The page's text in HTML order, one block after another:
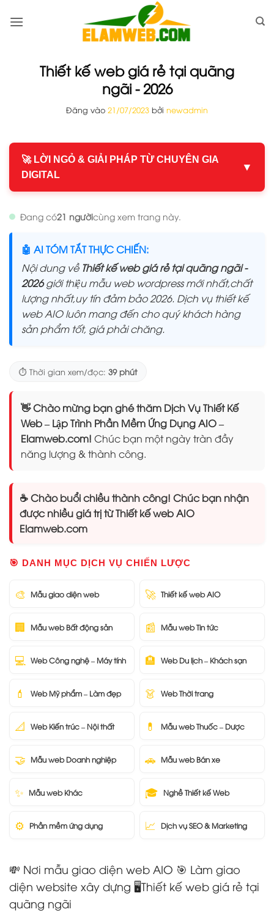
qua
Thiết kế web giá rẻ tại quãng
ngãi - 2026
Đăng vào 21/07/2023 bởi newadmin
🚀 LỜI NGỎ & GIẢI PHÁP TỪ CHUYÊN GIA
DIGITAL
▼
Đang có21 ngườicùng xem trang này.
🤖 AI TÓM TẮT THỰC CHIẾN:
Nội dung về Thiết kế web giá rẻ tại quãng ngãi -
2026giới thiệu mẫu web wordpress mới nhất,chất
lượng nhất,uy tín đảm bảo 2026. Dịch vụ thiết kế
web AIO luôn mang đến cho quý khách hàng
sản phẩm tốt, giá phải chăng.
⏱️ Thời gian xem/đọc: 39 phút
👋 Chào mừng bạn ghé thăm Dịch Vụ Thiết Kế
Web – Lập Trình Phần Mềm Ứng Dụng AIO –
Elamweb.com! Chúc bạn một ngày tràn đầy
năng lượng & thành công.
☕ Chào buổi chiều thành công! Chúc bạn nhận
được nhiều giá trị từ Thiết kế web AIO
Elamweb.com
🎯 DANH MỤC DỊCH VỤ CHIẾN LƯỢC
🎨 Mẫu giao diện web 🚀 Thiết kế web AIO
🏢 Mẫu web Bất động sản 📰 Mẫu web Tin tức
💻 Web Công nghệ – Máy tính 🏨 Web Du lịch – Khách sạn
💄 Web Mỹ phẩm – Làm đẹp 👗 Web Thời trang
📐 Web Kiến trúc – Nội thất 💊 Mẫu web Thuốc – Dược
🤝 Mẫu web Doanh nghiệp 🚗 Mẫu web Bán xe
✨ Mẫu web Khác 🎓 Nghề Thiết kế Web
⚙️ Phần mềm ứng dụng 📈 Dịch vụ SEO & Marketing
💸 Nơi mẫu giao diện web AIO 🎯 Làm giao
diện website xây dựng 🖥️Thiết kế web giá rẻ tại
quãng ngãi